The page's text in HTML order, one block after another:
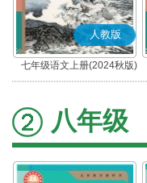
人教版
七年级语文上册(2024秋版)
(部编版)
八年级